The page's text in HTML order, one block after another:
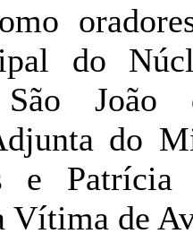
do
João
do
e
Vítima de